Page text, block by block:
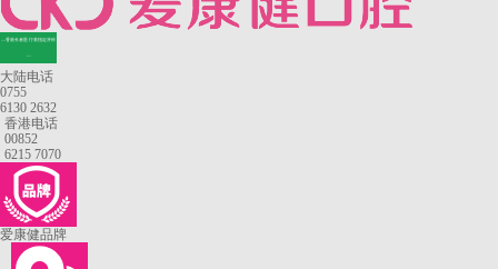
—香港长者医疗券指定牙科
大陆电话
0755
6130 2632
香港电话
00852
6215 7070
爱康健品牌